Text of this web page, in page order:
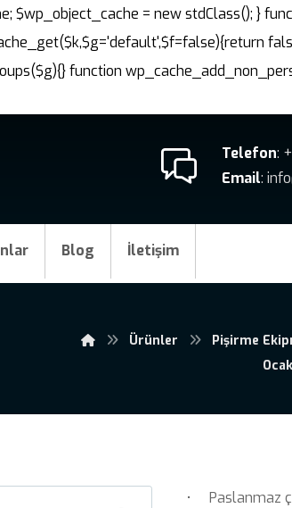
= new stdClass(); }
function
Telefon:
Email:
Blog İletişim
Ürünler Pişirme
• Paslanmaz